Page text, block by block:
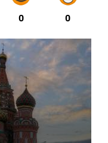
0 0